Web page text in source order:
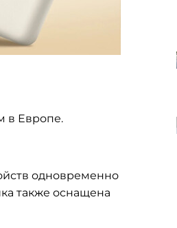
в Европе.
одновременно
также оснащена